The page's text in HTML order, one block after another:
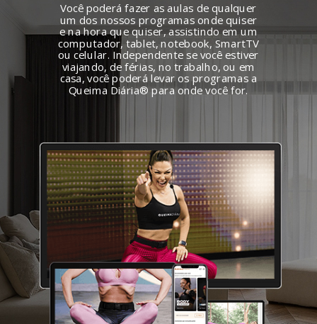
Você poderá fazer as aulas de qualquer
um dos nossos programas onde quiser
e na hora que quiser, assistindo em um
computador, tablet, notebook, SmartTV
ou celular. Independente se você estiver
viajando, de férias, no trabalho, ou em
casa, você poderá levar os programas a
Queima Diária®para onde você for.